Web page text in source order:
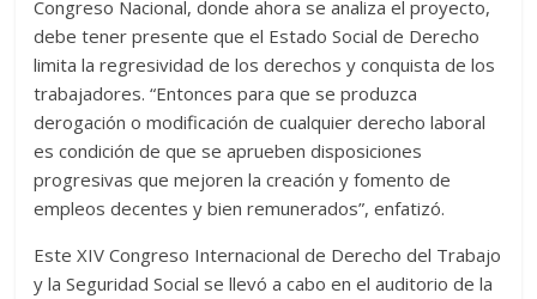
Congreso Nacional, donde ahora se analiza el proyecto,
debe tener presente que el Estado Social de Derecho
limita la regresividad de los derechos y conquista de los
trabajadores. “Entonces para que se produzca
derogación o modificación de cualquier derecho laboral
es condición de que se aprueben disposiciones
progresivas que mejoren la creación y fomento de
empleos decentes y bien remunerados”, enfatizó.
Este XIV Congreso Internacional de Derecho del Trabajo
y la Seguridad Social se llevó a cabo en el auditorio de la